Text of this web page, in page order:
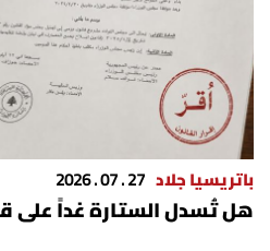
باتريسيا جلاد 27 . 07 . 2026
هل تُسدل الستارة غداً على